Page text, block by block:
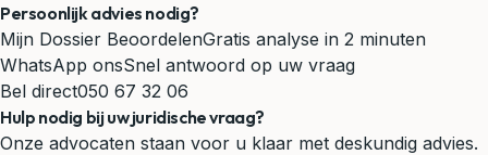
Persoonlijk advies nodig?
Mijn Dossier BeoordelenGratis analyse in 2 minuten
WhatsApp onsSnel antwoord op uw vraag
Bel direct050 67 32 06
Hulp nodig bij uw juridische vraag?
Onze advocaten staan voor u klaar met deskundig advies.